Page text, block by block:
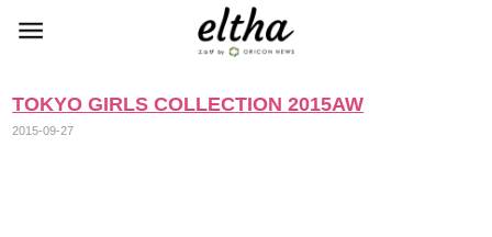
TOKYO GIRLS COLLECTION 2015AW
2015-09-27